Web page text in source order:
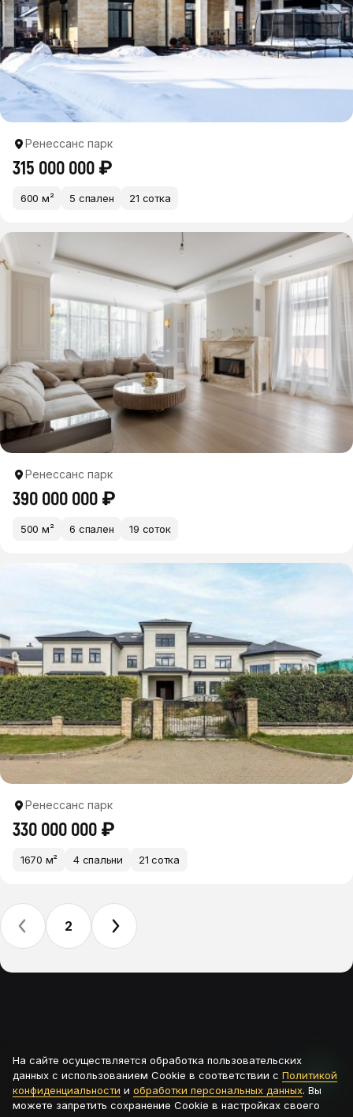
Ренессанс парк
315 000 000 ₽
600 м² 5 спален 21 сотка
Ренессанс парк
390 000 000 ₽
500 м² 6 спален 19 соток
Ренессанс парк
330 000 000 ₽
1670 м² 4 спальни 21 сотка
2
На сайте осуществляется обработка пользовательских
данных с использованием Cookie в соответствии с Политикой
конфиденциальности и обработки персональных данных. Вы
можете запретить сохранение Cookie в настройках своего